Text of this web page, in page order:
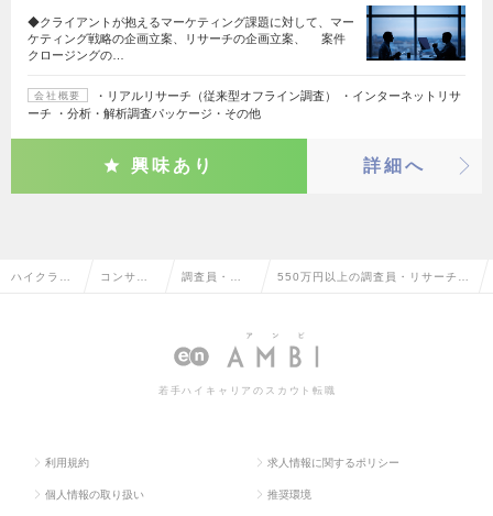
◆クライアントが抱えるマーケティング課題に対して、マー
ケティング戦略の企画立案、リサーチの企画立案、 案件
クロージングの…
会社概要
・リアルリサーチ（従来型オフライン調査） ・インターネットリサ
ーチ ・分析・解析調査パッケージ・その他
興味あり 詳細へ
ハイクラス コンサル 調査員・リ 550万円以上の調査員・リサーチャ
若手ハイキャリアのスカウト転職
利用規約 求人情報に関するポリシー
個人情報の取り扱い 推奨環境